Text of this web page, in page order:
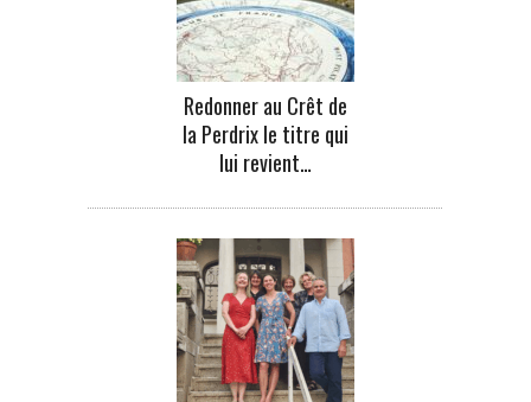
Redonner au Crêt de
la Perdrix le titre qui
lui revient…